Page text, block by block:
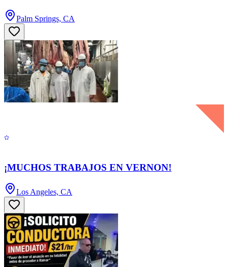
Palm Springs, CA
¡MUCHOS TRABAJOS EN VERNON!
Los Angeles, CA